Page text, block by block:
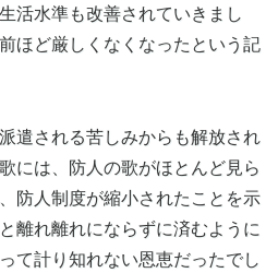
活水準も改善されていきまし
ほど厳しくなくなったという記
遣される苦しみからも解放され
には、防人の歌がほとんど見ら
防人制度が縮小されたことを示
離れ離れにならずに済むように
て計り知れない恩恵だったでし